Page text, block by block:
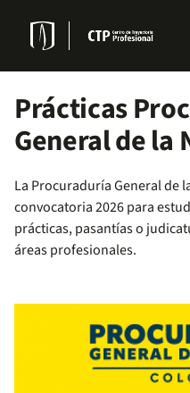
contenido
principal
Prácticas
General de la
La Procuraduría General de
convocatoria 2026 para
prácticas, pasantías o
áreas profesionales.